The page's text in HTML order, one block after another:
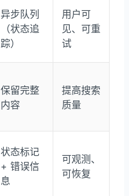
异步队列
（状态追
踪）
用户可
见、可重
试
保留完整
内容
提高搜索
质量
状态标记
+ 错误信
息
可观测、
可恢复